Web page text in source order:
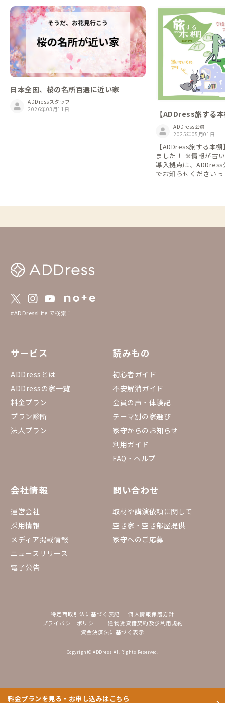
日本全国、桜の名所百選に近い家
ADDressスタッフ
2026年03月11日
【ADDress旅する
ADDress会員
2025年05月01日
【ADDress旅する本
ました！ ※情報が古
導入拠点は、
でお知らせください
#ADDressLife で検索！
サービス
ADDressとは
ADDressの家一覧
料金プラン
プラン診断
法人プラン
読みもの
初心者ガイド
不安解消ガイド
会員の声・体験記
テーマ別の家選び
家守からのお知らせ
利用ガイド
FAQ・ヘルプ
会社情報
運営会社
採用情報
メディア掲載情報
ニュースリリース
電子公告
問い合わせ
取材や講演依頼に関して
空き家・空き部屋提供
家守へのご応募
特定商取引法に基づく表記
個人情報保護方針
プライバシーポリシー
建物賃貸借契約及び利用規約
資金決済法に基づく表示
Copyright© ADDress All Rights Reserved.
料金プランを見る・お申し込みはこちら